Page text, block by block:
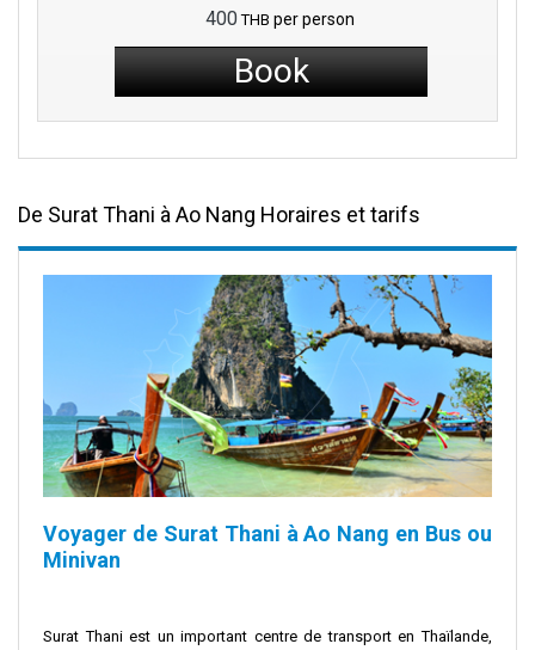
400 THB per person
Book
De Surat Thani à Ao Nang Horaires et tarifs
Voyager de Surat Thani à Ao Nang en Bus ou
Minivan
Surat Thani est un important centre de transport en Thaïlande,